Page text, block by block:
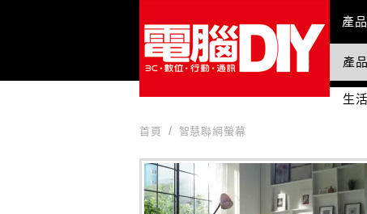
產
國
產
生
首頁 智慧聯網螢幕
智慧聯網螢幕